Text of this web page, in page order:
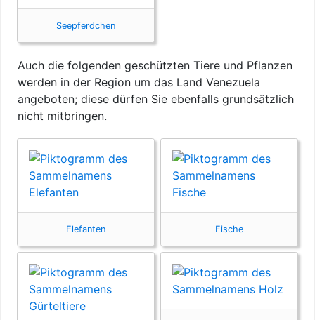
Seepferdchen
Auch die folgenden geschützten Tiere und Pflanzen
werden in der Region um das Land Venezuela
angeboten; diese dürfen Sie ebenfalls grundsätzlich
nicht mitbringen.
Elefanten Fische